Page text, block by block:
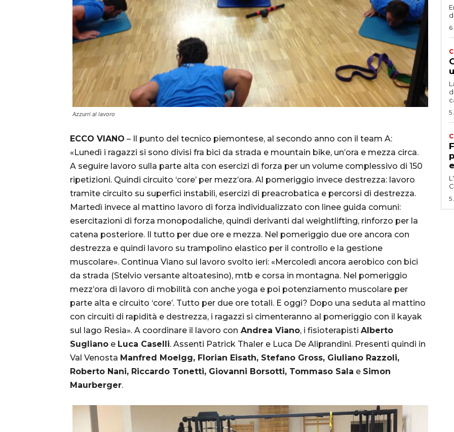
Azzurri al lavoro
ECCO VIANO – Il punto del tecnico piemontese, al secondo anno con il team A:
«Lunedì i ragazzi si sono divisi fra bici da strada e mountain bike, un’ora e mezza circa.
A seguire lavoro sulla parte alta con esercizi di forza per un volume complessivo di 150
ripetizioni. Quindi circuito ‘core’ per mezz’ora. Al pomeriggio invece destrezza: lavoro
tramite circuito su superfici instabili, esercizi di preacrobatica e percorsi di destrezza.
Martedì invece al mattino lavoro di forza individualizzato con linee guida comuni:
esercitazioni di forza monopodaliche, quindi derivanti dal weightlifting, rinforzo per la
catena posteriore. Il tutto per due ore e mezza. Nel pomeriggio due ore ancora con
destrezza e quindi lavoro su trampolino elastico per il controllo e la gestione
muscolare». Continua Viano sul lavoro svolto ieri: «Mercoledì ancora aerobico con bici
da strada (Stelvio versante altoatesino), mtb e corsa in montagna. Nel pomeriggio
mezz’ora di lavoro di mobilità con anche yoga e poi potenziamento muscolare per
parte alta e circuito ‘core’. Tutto per due ore totali. E oggi? Dopo una seduta al mattino
con circuiti di rapidità e destrezza, i ragazzi si cimenteranno al pomeriggio con il kayak
sul lago Resia». A coordinare il lavoro con Andrea Viano, i fisioterapisti Alberto
Sugliano e Luca Caselli. Assenti Patrick Thaler e Luca De Aliprandini. Presenti quindi in
Val Venosta Manfred Moelgg, Florian Eisath, Stefano Gross, Giuliano Razzoli,
Roberto Nani, Riccardo Tonetti, Giovanni Borsotti, Tommaso Sala e Simon
Maurberger.
5
5